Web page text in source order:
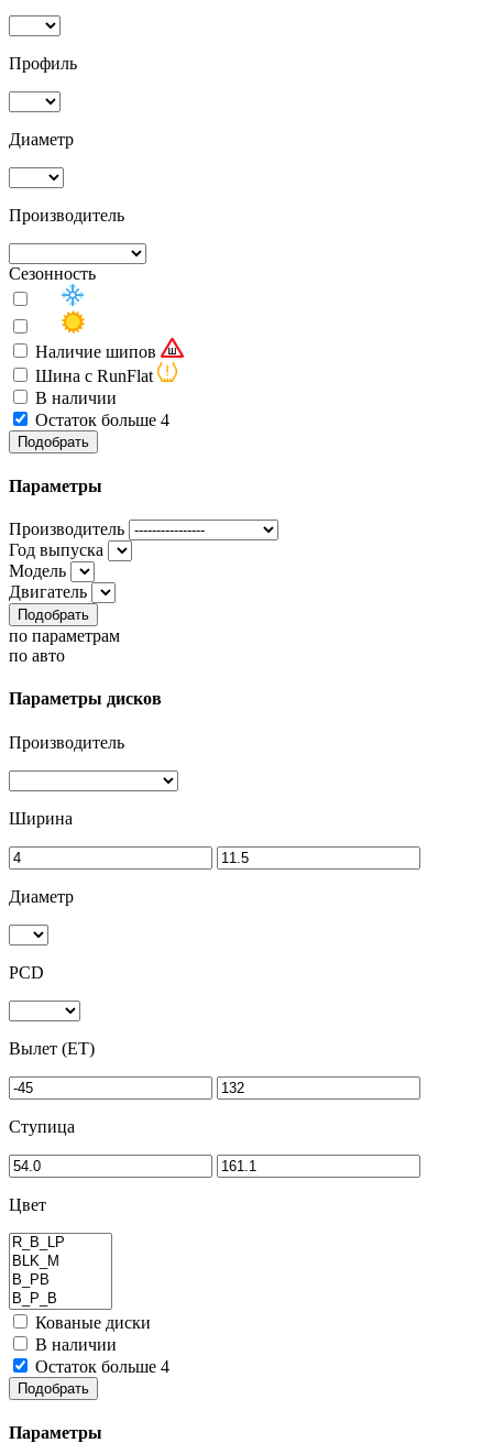
Профиль
Диаметр
Производитель
Сезонность
Наличие шипов
Шина с RunFlat
В наличии
Остаток больше 4
Подобрать
Параметры
Производитель
Год выпуска
Модель
Двигатель
Подобрать
по параметрам
по авто
Параметры дисков
Производитель
Ширина
Диаметр
PCD
Вылет (ET)
Ступица
Цвет
Кованые диски
В наличии
Остаток больше 4
Подобрать
Параметры